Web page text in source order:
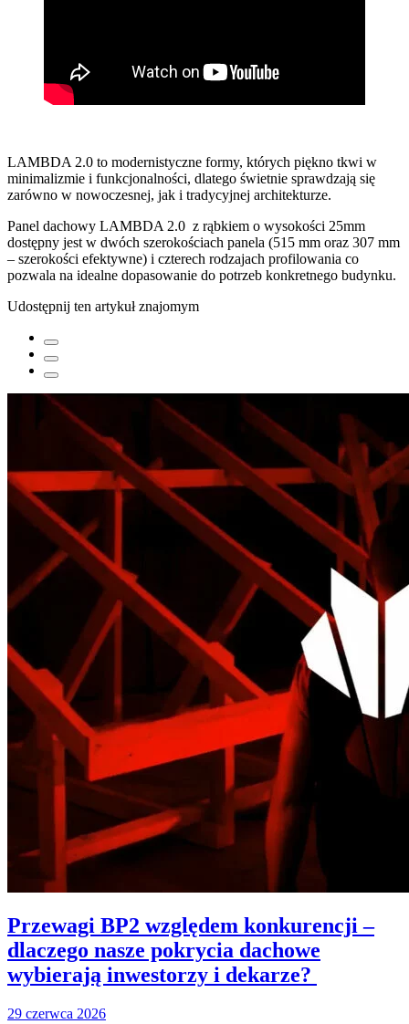
LAMBDA 2.0 to modernistyczne formy, których piękno tkwi w
minimalizmie i funkcjonalności, dlatego świetnie sprawdzają się
zarówno w nowoczesnej, jak i tradycyjnej architekturze.
Panel dachowy LAMBDA 2.0 z rąbkiem o wysokości 25mm
dostępny jest w dwóch szerokościach panela (515 mm oraz 307 mm
– szerokości efektywne) i czterech rodzajach profilowania co
pozwala na idealne dopasowanie do potrzeb konkretnego budynku.
Udostępnij ten artykuł znajomym
Przewagi BP2 względem konkurencji –
dlaczego nasze pokrycia dachowe
wybierają inwestorzy i dekarze?
29 czerwca 2026